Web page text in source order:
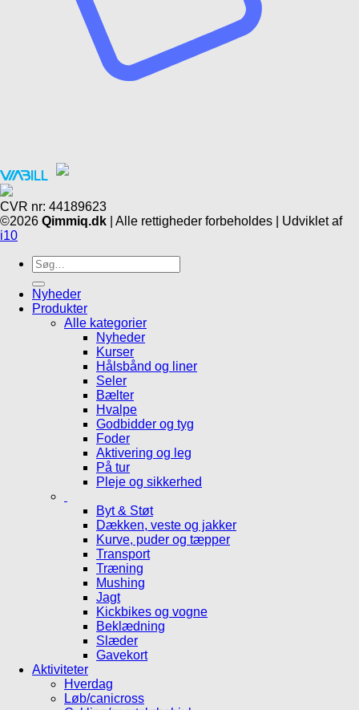
CVR nr: 44189623
©2026 Qimmiq.dk | Alle rettigheder forbeholdes | Udviklet af
i10
Søg
efter:
Nyheder
Produkter
Alle kategorier
Nyheder
Kurser
Hålsbånd og liner
Seler
Bælter
Hvalpe
Godbidder og tyg
Foder
Aktivering og leg
På tur
Pleje og sikkerhed
Byt & Støt
Dækken, veste og jakker
Kurve, puder og tæpper
Transport
Træning
Mushing
Jagt
Kickbikes og vogne
Beklædning
Slæder
Gavekort
Aktiviteter
Hverdag
Løb/canicross